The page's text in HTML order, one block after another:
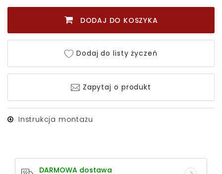
DODAJ DO KOSZYKA
Dodaj do listy życzeń
Zapytaj o produkt
Instrukcja montażu
DARMOWA dostawa